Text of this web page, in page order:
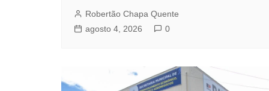
Robertão Chapa Quente
agosto 4, 2026
0